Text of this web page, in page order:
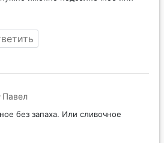
Павел
без запаха. Или сливочное